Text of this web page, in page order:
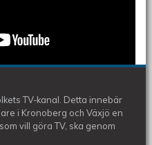
TV-kanal. Detta innebär
i Kronoberg och Växjö en
vill göra TV, ska genom